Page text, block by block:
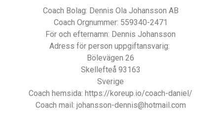
Coach Bolag: Dennis Ola Johansson AB
Coach Orgnummer: 559340-2471
För och efternamn: Dennis Johansson
Adress för person uppgiftansvarig:
Bölevägen 26
Skellefteå 93163
Sverige
Coach hemsida: https://koreup.io/coach-daniel/
Coach mail: johansson-dennis@hotmail.com